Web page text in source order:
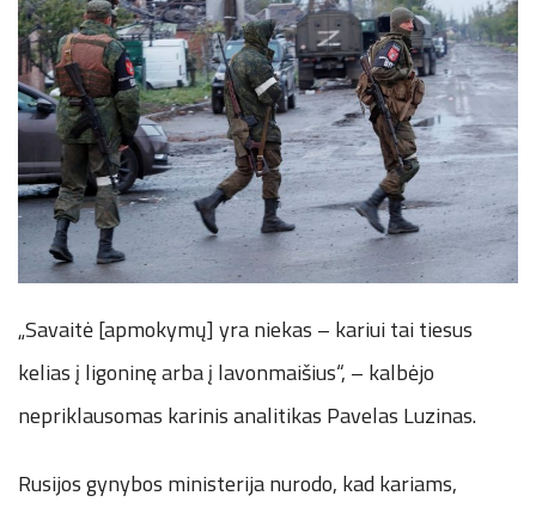
„Savaitė [apmokymų] yra niekas – kariui tai tiesus
kelias į ligoninę arba į lavonmaišius“, – kalbėjo
nepriklausomas karinis analitikas Pavelas Luzinas.
Rusijos gynybos ministerija nurodo, kad kariams,